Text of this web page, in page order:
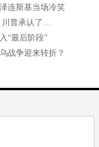
连斯基当场冷笑
川普承认了…
“最后阶段”
战争迎来转折？